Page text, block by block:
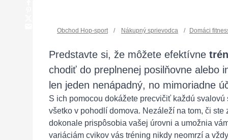
Obchod Hop-sport / Nákupný sprievodca / Domáci
Predstavte si, že môžete efektívne
chodiť do preplnenej posilňovne alebo
len jeden nenápadný, no mimoriadne
S ich pomocou dokážete precvičiť každú
všetko v pohodlí domova. Nezáleží na tom, či
dokonale prispôsobia vašej úrovni a umožnia
variáciám cvikov vás tréning nikdy neomrzí a